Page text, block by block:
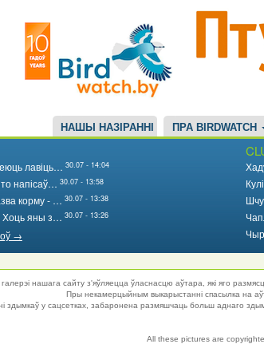
НАШЫ НАЗІРАННІ ПРА BIRDWATCH
лавіць… 30.07 - 14:04
напісаў… 30.07 - 13:58
корму - … 30.07 - 13:38
Хоць яны з… 30.07 - 13:26
→
нашага сайту з'яўляецца ўласнасцю аўтара, які яго
Пры некамерцыйным выкарыстанні спасылка на
здымкаў у сацсетках, забаронена размяшчаць больш аднаго
All these pictures are